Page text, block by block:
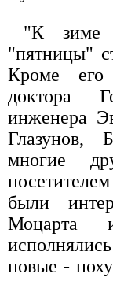
"К зиме
"пятницы"
Кроме его
доктора
инженера
многие
были
Моцарта
новые -